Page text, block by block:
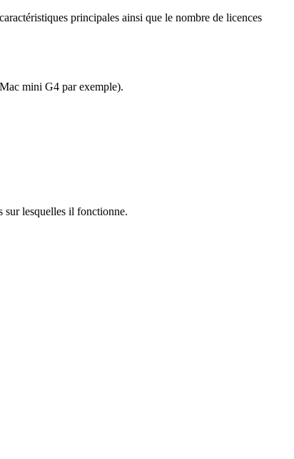
principales ainsi que le nombre de licences
mini G4 par exemple).
sur lesquelles il fonctionne.